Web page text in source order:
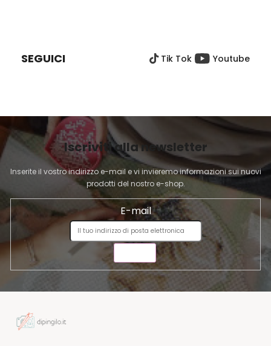
G
N
A
SEGUICI Tik Tok Youtube
Iscriviti alla newsletter
Inserite il vostro indirizzo e-mail e vi invieremo informazioni sui nuovi
prodotti del nostro e-shop.
E-mail